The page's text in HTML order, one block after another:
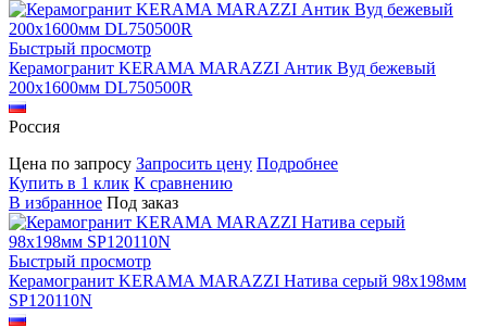
Быстрый просмотр
Керамогранит KERAMA MARAZZI Антик Вуд бежевый
200х1600мм DL750500R
Россия
Цена по запросу Запросить цену Подробнее
Купить в 1 клик К сравнению
В избранное Под заказ
Быстрый просмотр
Керамогранит KERAMA MARAZZI Натива серый 98х198мм
SP120110N